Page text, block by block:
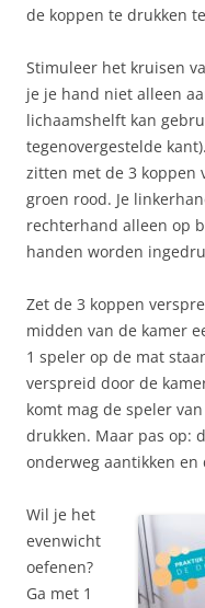
de koppen te drukken
Stimuleer het kruisen
je je hand niet alleen
lichaamshelft kan
tegenovergestelde
zitten met de 3 koppen
groen rood. Je
rechterhand alleen op
handen worden
Zet de 3 koppen
midden van de kamer
1 speler op de mat
verspreid door de
komt mag de speler
drukken. Maar pas op:
onderweg aantikken en
Wil je het
evenwicht
oefenen?
Ga met 1